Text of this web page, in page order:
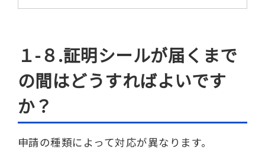
１-８.証明シールが届くまで
の間はどうすればよいです
か？
申請の種類によって対応が異なります。